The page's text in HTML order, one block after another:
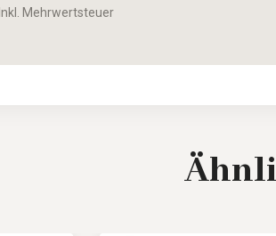
Inkl. Mehrwertsteuer